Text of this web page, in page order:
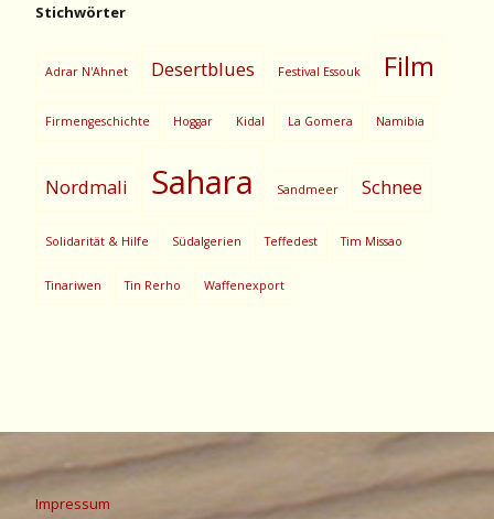
Stichwörter
Adrar N'Ahnet Desertblues Festival Essouk Film
Firmengeschichte Hoggar Kidal La Gomera Namibia
Nordmali Sahara Sandmeer Schnee
Solidarität & Hilfe Südalgerien Teffedest Tim Missao
Tinariwen Tin Rerho Waffenexport
Impressum